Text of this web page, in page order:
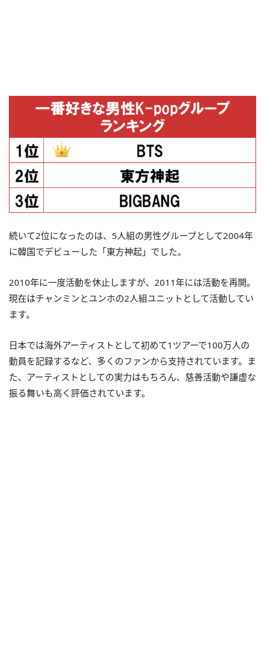
続いて2位になったのは、5人組の男性グループとして2004年
に韓国でデビューした「東方神起」でした。
2010年に一度活動を休止しますが、2011年には活動を再開。
現在はチャンミンとユンホの2人組ユニットとして活動してい
ます。
日本では海外アーティストとして初めて1ツアーで100万人の
動員を記録するなど、多くのファンから支持されています。ま
た、アーティストとしての実力はもちろん、慈善活動や謙虚な
振る舞いも高く評価されています。